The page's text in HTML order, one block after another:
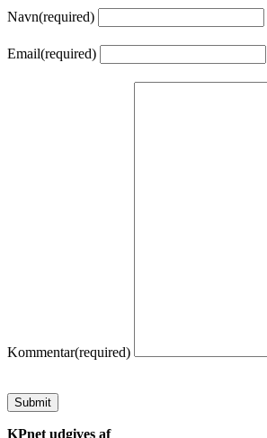
Navn(required)
Email(required)
Kommentar(required)
Submit
KPnet udgives af